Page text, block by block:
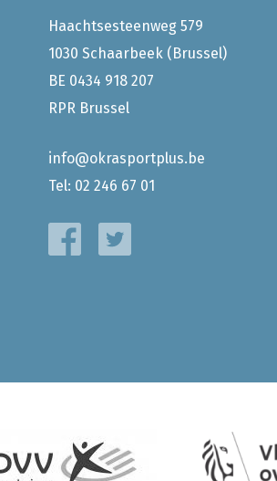
Haachtsesteenweg 579
1030 Schaarbeek (Brussel)
BE 0434 918 207
RPR Brussel
info@okrasportplus.be
Tel: 02 246 67 01